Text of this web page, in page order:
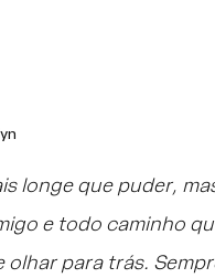
longe que puder,
e todo caminho
olhar para trás.